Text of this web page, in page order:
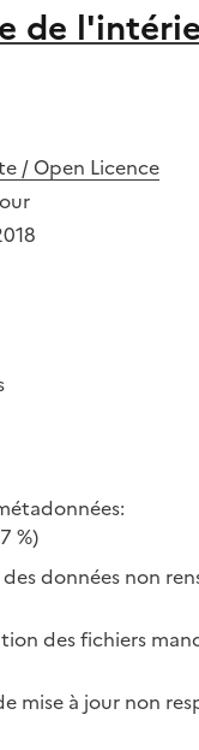
de
/ Open Licence
%)
données non
des fichiers
mise à jour non